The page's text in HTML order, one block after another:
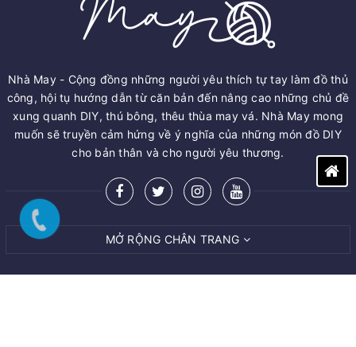
Nhà May - Cộng đồng những người yêu thích tự tay làm đồ thủ
công, hội tụ hướng dẫn từ căn bản đến nâng cao những chủ đề
xung quanh DIY, thú bông, thêu thùa may vá. Nhà May mong
muốn sẽ truyền cảm hứng về ý nghĩa của những món đồ DIY
cho bản thân và cho người yêu thương.
MỞ RỘNG CHÂN TRANG